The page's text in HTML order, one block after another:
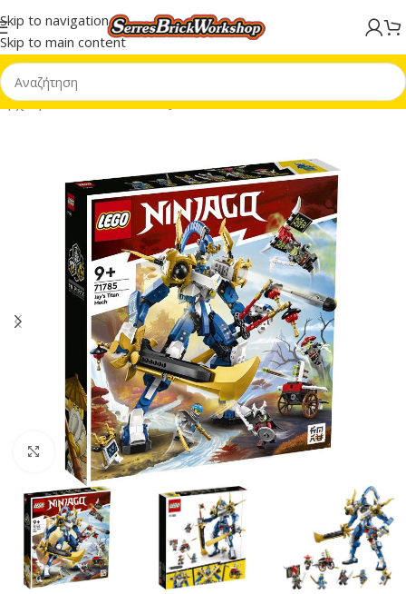
Skip to navigation
Skip to main content
Αρχική σελίδα/LEGO® NINJAGO®
Click to enlarge